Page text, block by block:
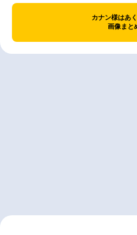
カナン様はあ
画像まと